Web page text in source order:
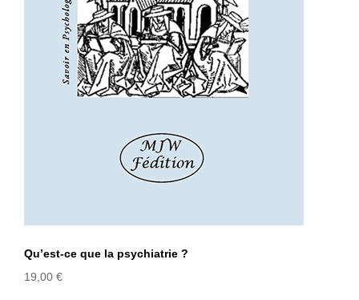
Qu’est-ce que la psychiatrie ?
Qu’est-ce que la psychiatrie ?
19,00 €